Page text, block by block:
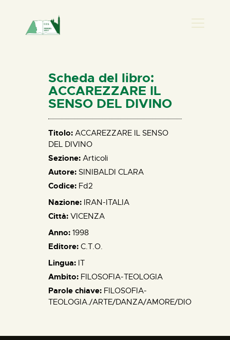
HOME
CHI SIAMO
NEWS
PERCORSI
BIBLIOTECA
ELISA SALERNO
CONTATTI
Scheda del libro:
ACCAREZZARE IL
SENSO DEL DIVINO
Titolo: ACCAREZZARE IL SENSO
DEL DIVINO
Sezione: Articoli
Autore: SINIBALDI CLARA
Codice: Fd2
Nazione: IRAN-ITALIA
Città: VICENZA
Anno: 1998
Editore: C.T.O.
Lingua: IT
Ambito: FILOSOFIA-TEOLOGIA
Parole chiave: FILOSOFIA-
TEOLOGIA./ARTE/DANZA/AMORE/DIO